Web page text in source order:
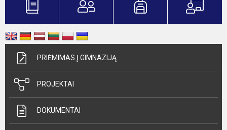
PRIĖMIMAS Į GIMNAZIJĄ
PROJEKTAI
DOKUMENTAI